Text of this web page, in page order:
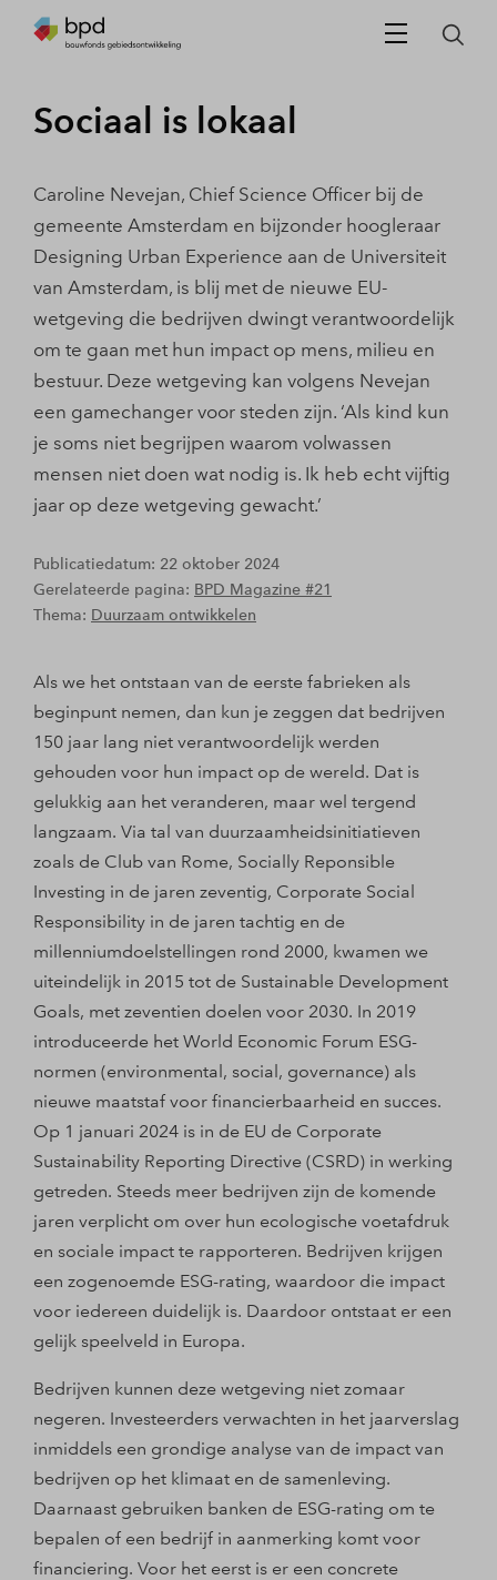
Sociaal is lokaal
Caroline Nevejan, Chief Science Officer bij de
gemeente Amsterdam en bijzonder hoogleraar
Designing Urban Experience aan de Universiteit
van Amsterdam, is blij met de nieuwe EU-
wetgeving die bedrijven dwingt verantwoordelijk
om te gaan met hun impact op mens, milieu en
bestuur. Deze wetgeving kan volgens Nevejan
een gamechanger voor steden zijn. ‘Als kind kun
je soms niet begrijpen waarom volwassen
mensen niet doen wat nodig is. Ik heb echt vijftig
jaar op deze wetgeving gewacht.’
Publicatiedatum: 22 oktober 2024
Gerelateerde pagina: BPD Magazine #21
Thema: Duurzaam ontwikkelen
Als we het ontstaan van de eerste fabrieken als
beginpunt nemen, dan kun je zeggen dat bedrijven
150 jaar lang niet verantwoordelijk werden
gehouden voor hun impact op de wereld. Dat is
gelukkig aan het veranderen, maar wel tergend
langzaam. Via tal van duurzaamheidsinitiatieven
zoals de Club van Rome, Socially Reponsible
Investing in de jaren zeventig, Corporate Social
Responsibility in de jaren tachtig en de
millenniumdoelstellingen rond 2000, kwamen we
uiteindelijk in 2015 tot de Sustainable Development
Goals, met zeventien doelen voor 2030. In 2019
introduceerde het World Economic Forum ESG-
normen (environmental, social, governance) als
nieuwe maatstaf voor financierbaarheid en succes.
Op 1 januari 2024 is in de EU de Corporate
Sustainability Reporting Directive (CSRD) in werking
getreden. Steeds meer bedrijven zijn de komende
jaren verplicht om over hun ecologische voetafdruk
en sociale impact te rapporteren. Bedrijven krijgen
een zogenoemde ESG-rating, waardoor die impact
voor iedereen duidelijk is. Daardoor ontstaat er een
gelijk speelveld in Europa.
Bedrijven kunnen deze wetgeving niet zomaar
negeren. Investeerders verwachten in het jaarverslag
inmiddels een grondige analyse van de impact van
bedrijven op het klimaat en de samenleving.
Daarnaast gebruiken banken de ESG-rating om te
bepalen of een bedrijf in aanmerking komt voor
financiering. Voor het eerst is er een concrete